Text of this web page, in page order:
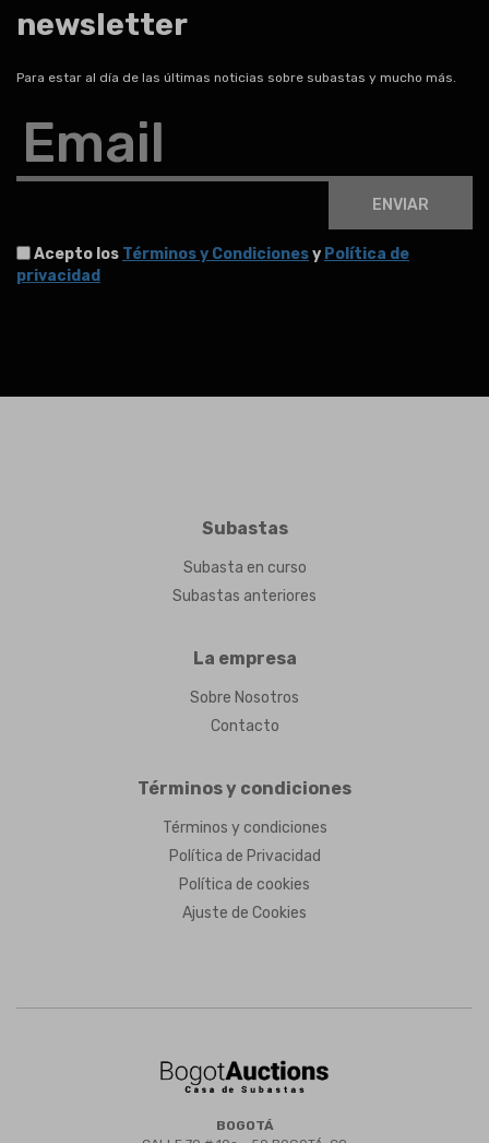
newsletter
Para estar al día de las últimas noticias sobre subastas y mucho más.
Email
ENVIAR
Acepto los Términos y Condicionesy Política de
privacidad
Subastas
Subasta en curso
Subastas anteriores
La empresa
Sobre Nosotros
Contacto
Términos y condiciones
Términos y condiciones
Política de Privacidad
Política de cookies
Ajuste de Cookies
BOGOTÁ